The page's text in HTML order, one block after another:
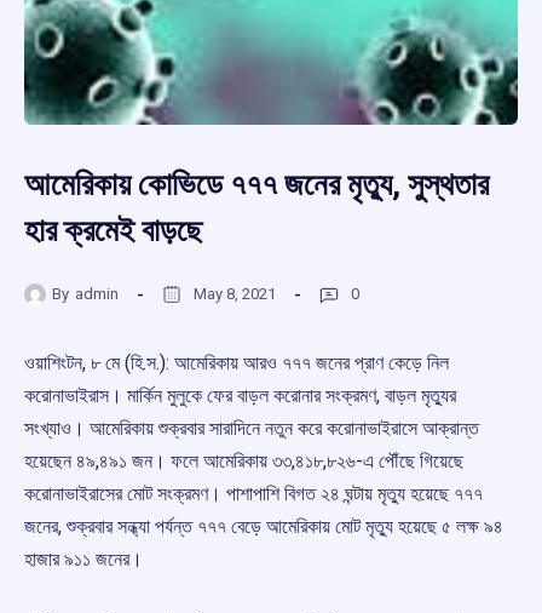
আমেরিকায় কোভিডে ৭৭৭ জনের মৃত্যু, সুস্থতার
হার ক্রমেই বাড়ছে
By admin May 8, 2021 0
ওয়াশিংটন, ৮ মে (হি.স.): আমেরিকায় আরও ৭৭৭ জনের প্রাণ কেড়ে নিল
করোনাভাইরাস। মার্কিন মুলুকে ফের বাড়ল করোনার সংক্রমণ, বাড়ল মৃত্যুর
সংখ্যাও। আমেরিকায় শুক্রবার সারাদিনে নতুন করে করোনাভাইরাসে আক্রান্ত
হয়েছেন ৪৯,৪৯১ জন। ফলে আমেরিকায় ৩৩,৪১৮,৮২৬-এ পৌঁছে গিয়েছে
করোনাভাইরাসের মোট সংক্রমণ। পাশাপাশি বিগত ২৪ ঘন্টায় মৃত্যু হয়েছে ৭৭৭
জনের, শুক্রবার সন্ধ্যা পর্যন্ত ৭৭৭ বেড়ে আমেরিকায় মোট মৃত্যু হয়েছে ৫ লক্ষ ৯৪
হাজার ৯১১ জনের।